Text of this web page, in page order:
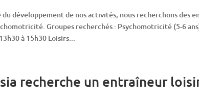
du développement de nos activités, nous recherchons des
Groupes recherchés : Psychomotricité (5-6
à 15h30 Loisirs...
recherche un entraîneur